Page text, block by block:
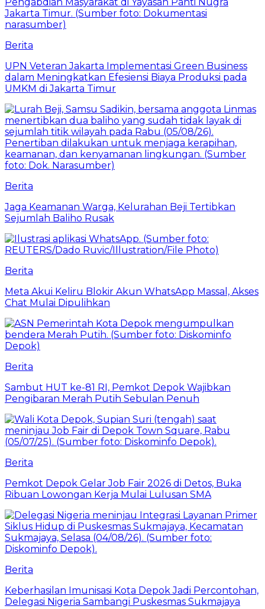
Berita
UPN Veteran Jakarta Implementasi Green Business
dalam Meningkatkan Efesiensi Biaya Produksi pada
UMKM di Jakarta Timur
Berita
Jaga Keamanan Warga, Kelurahan Beji Tertibkan
Sejumlah Baliho Rusak
Berita
Meta Akui Keliru Blokir Akun WhatsApp Massal, Akses
Chat Mulai Dipulihkan
Berita
Sambut HUT ke-81 RI, Pemkot Depok Wajibkan
Pengibaran Merah Putih Sebulan Penuh
Berita
Pemkot Depok Gelar Job Fair 2026 di Detos, Buka
Ribuan Lowongan Kerja Mulai Lulusan SMA
Berita
Keberhasilan Imunisasi Kota Depok Jadi Percontohan,
Delegasi Nigeria Sambangi Puskesmas Sukmajaya